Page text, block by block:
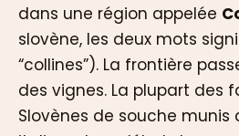
dans une région appelée
slovène, les deux mots
“collines”). La frontière
des vignes. La plupart des
Slovènes de souche munis